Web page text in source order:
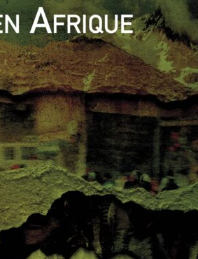
(France et Royaume-Uni) et maritimes
Royaume-Uni et Suède) possèdent un
de défense limite les possibilités
Dassault(Rafale) et de BAE-EADS-
appel d’offre émis par la Suisse afin de
Urmas Paet met en avant la question
et la concurrence des complexes
sont immiscées dans le domaine et
pour se fournir en armement : hors de
se constituent par ailleurs : Airbus,
, Leonardo (Italie) et BAE (Royaume-
en matière d’industries de défense.